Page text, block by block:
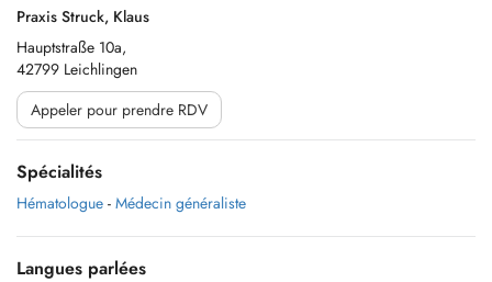
Praxis Struck, Klaus
Hauptstraße 10a,
42799 Leichlingen
Appeler pour prendre RDV
Spécialités
Hématologue - Médecin généraliste
Langues parlées